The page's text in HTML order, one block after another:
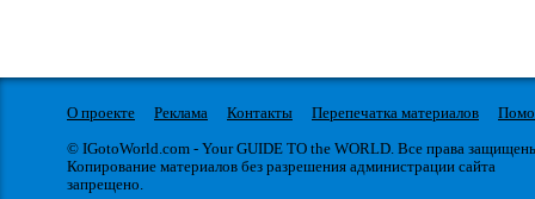
О проекте Реклама Контакты Перепечатка материалов
© IGotoWorld.com - Your GUIDE TO the WORLD. Все права
Копирование материалов без разрешения администрации сайта
запрещено.